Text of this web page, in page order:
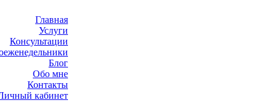
Главная
Услуги
Консультации
Блог
Обо мне
Контакты
кабинет